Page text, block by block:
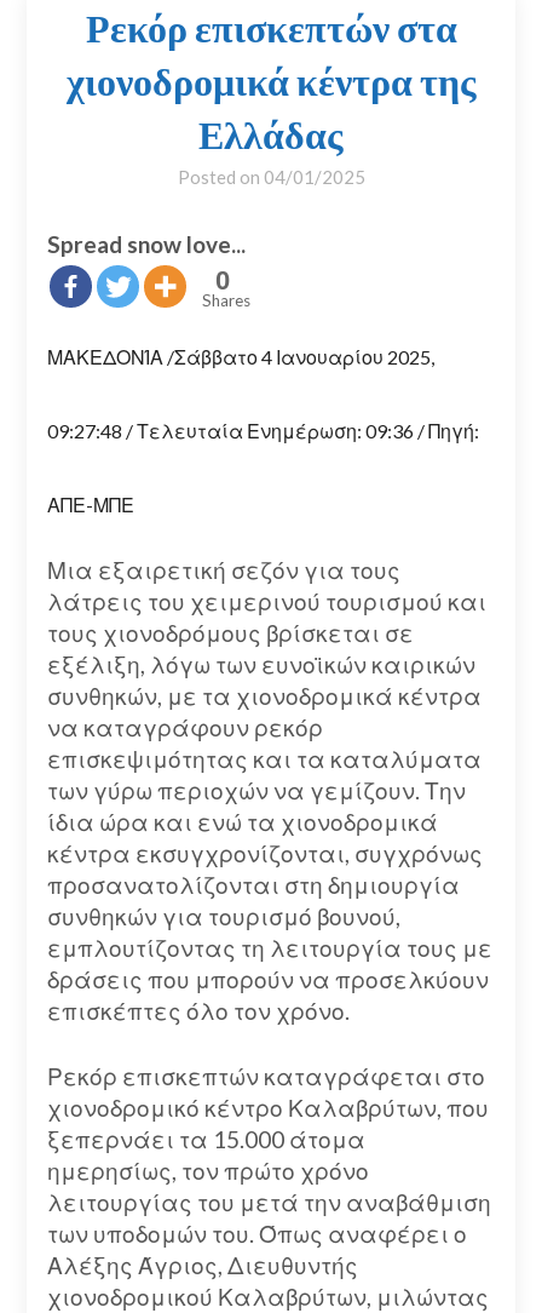
Ρεκόρ επισκεπτών στα
χιονοδρομικά κέντρα της
Ελλάδας
Posted on 04/01/2025
Spread snow love...
0
Shares
ΜΑΚΕΔΟΝΊΑ /Σάββατο 4 Ιανουαρίου 2025,
09:27:48 / Τελευταία Ενημέρωση: 09:36 / Πηγή:
ΑΠΕ-ΜΠΕ
Μια εξαιρετική σεζόν για τους
λάτρεις του χειμερινού τουρισμού και
τους χιονοδρόμους βρίσκεται σε
εξέλιξη, λόγω των ευνοϊκών καιρικών
συνθηκών, με τα χιονοδρομικά κέντρα
να καταγράφουν ρεκόρ
επισκεψιμότητας και τα καταλύματα
των γύρω περιοχών να γεμίζουν. Την
ίδια ώρα και ενώ τα χιονοδρομικά
κέντρα εκσυγχρονίζονται, συγχρόνως
προσανατολίζονται στη δημιουργία
συνθηκών για τουρισμό βουνού,
εμπλουτίζοντας τη λειτουργία τους με
δράσεις που μπορούν να προσελκύουν
επισκέπτες όλο τον χρόνο.
Ρεκόρ επισκεπτών καταγράφεται στο
χιονοδρομικό κέντρο Καλαβρύτων, που
ξεπερνάει τα 15.000 άτομα
ημερησίως, τον πρώτο χρόνο
λειτουργίας του μετά την αναβάθμιση
των υποδομών του. Όπως αναφέρει ο
Αλέξης Άγριος, Διευθυντής
χιονοδρομικού Καλαβρύτων, μιλώντας